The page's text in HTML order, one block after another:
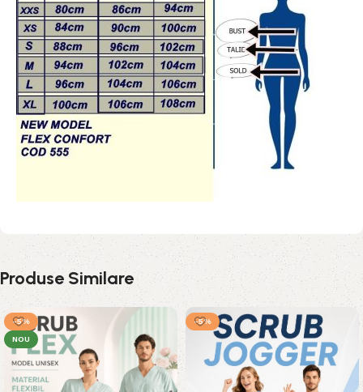
Produse Similare
-5%
NOU
-5%